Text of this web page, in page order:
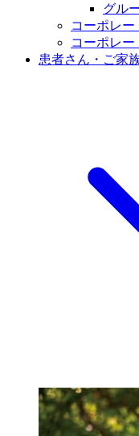
グル
コーポレー
コーポレー
患者さん・ご家